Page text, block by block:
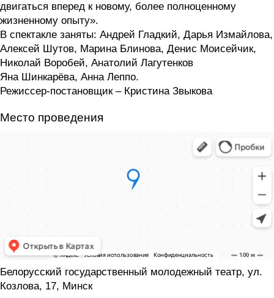
двигаться вперед к новому, более полноценному
жизненному опыту».
В спектакле заняты: Андрей Гладкий, Дарья Измайлова,
Алексей Шутов, Марина Блинова, Денис Моисейчик,
Николай Воробей, Анатолий Лагутенков
Яна Шинкарёва, Анна Леппо.
Режиссер-постановщик – Кристина Звыкова
Место проведения
Белорусский государственный молодежный театр, ул.
Козлова, 17, Минск